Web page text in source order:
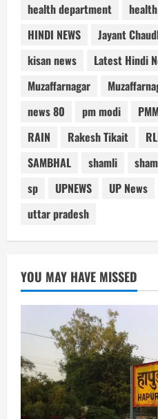
health department
HINDI NEWS
Jayant
kisan news
Latest Hindi
Muzaffarnagar
news 80
pm modi
RAIN
Rakesh Tikait
SAMBHAL
shamli
sp
UPNEWS UP News
uttar pradesh
YOU MAY HAVE MISSED